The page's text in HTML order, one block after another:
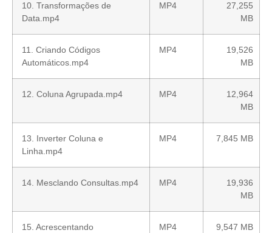
10. Transformações de
Data.mp4
MP4
27,255
MB
11. Criando Códigos
Automáticos.mp4
MP4
19,526
MB
12. Coluna Agrupada.mp4 MP4
12,964
MB
13. Inverter Coluna e
Linha.mp4
MP4 7,845 MB
14. Mesclando Consultas.mp4 MP4
19,936
MB
15. Acrescentando
MP4 9,547 MB